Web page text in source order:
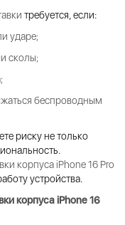
требуется, если:
ударе;
сколы;
беспроводным
риску не только
корпуса iPhone 16 Pro
устройства.
корпуса iPhone 16